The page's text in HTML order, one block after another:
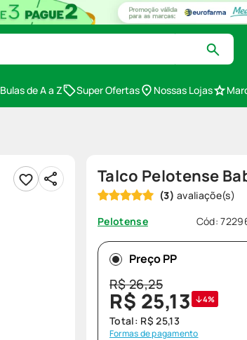
Bulas de A a Z Super Ofertas Nossas Lojas
Talco Pelotense
(3)
Pelotense
Cód:
Preço PP
R$26,25
R$ 25,13 4%
Total: R$ 25,13
Formas de pagamento